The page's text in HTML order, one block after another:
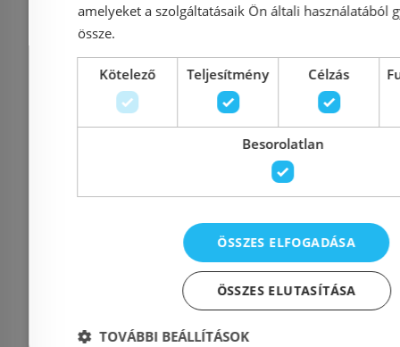
Sapho GELCO RIVA
öntöttmárvány
zuhanytálca 120x90 cm,
Azonosító: 219025
Cikkszám: GR12090L
171 000 Ft
Laufen
Cikkszám:
232 623 Ft
amelyeket a szolgáltatásaik Ön általi használatából
össze.
Kötelező Teljesítmény Célzás
Besorolatlan
ÖSSZES ELFOGADÁSA
ÖSSZES ELUTASÍTÁSA
TOVÁBBI BEÁLLÍTÁSOK